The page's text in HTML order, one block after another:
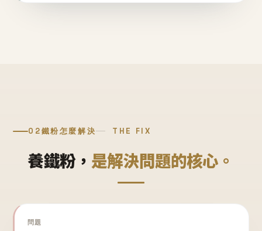
02鐵粉怎麼解決 THE FIX
養鐵粉， 是解決問題的核心。
問題